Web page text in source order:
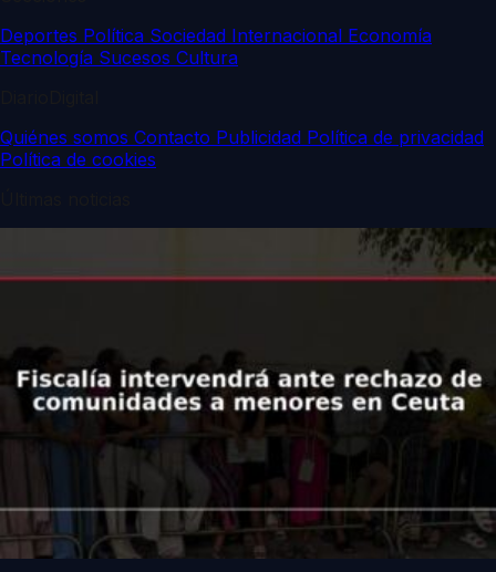
Deportes Política Sociedad Internacional Economía
Tecnología Sucesos Cultura
Quiénes somos Contacto Publicidad Política de privacidad
Política de cookies